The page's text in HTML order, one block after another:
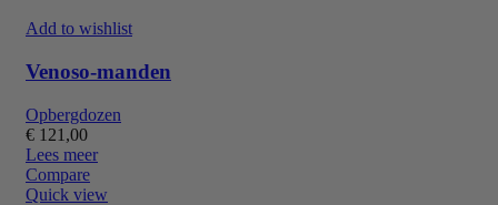
Add to wishlist
Venoso-manden
Opbergdozen
€ 121,00
Lees meer
Compare
Quick view